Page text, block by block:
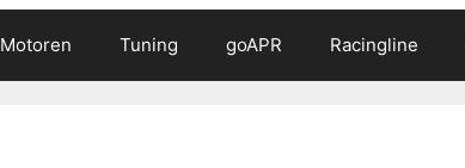
Motoren Tuning goAPR Racingline